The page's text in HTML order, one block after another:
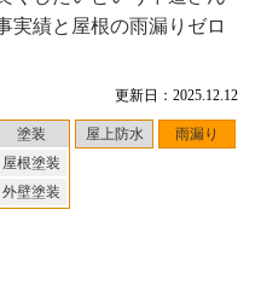
更新日：2025.12.12
塗装
屋根塗装
外壁塗装
屋上防水 雨漏り
実績と屋根の雨漏りゼロ